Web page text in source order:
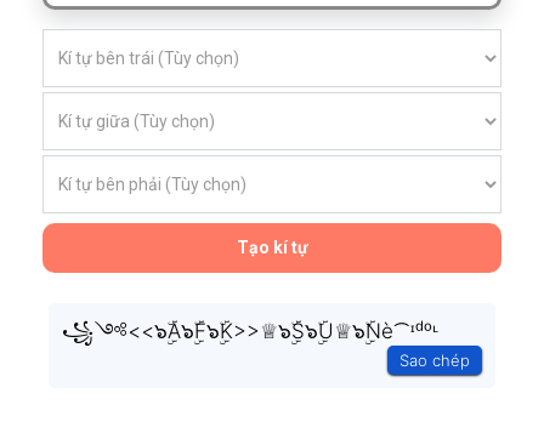
Tạo kí tự
꧁༺<<๖ۣۜA๖ۣۜF๖ۣۜK>>♕๖ۣۜS๖ۣۜU♕๖ۣۜNè⁀ᶦᵈᵒᶫ
Sao chép